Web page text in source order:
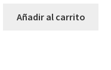
originalactual
Añadir al carrito